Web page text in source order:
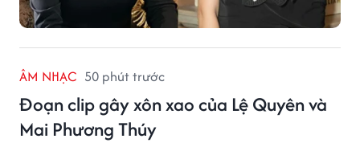
ÂM NHẠC 50 phút trước
Đoạn clip gây xôn xao của Lệ Quyên và
Mai Phương Thúy